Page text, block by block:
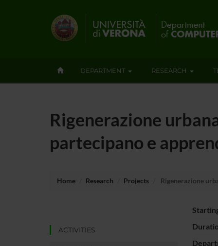
DEPARTMENT RESEARCH
Rigenerazione
partecipano e
Home Research Projects Rigenerazione
ACTIVITIES